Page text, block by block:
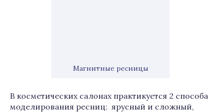
Магнитные ресницы
В косметических салонах практикуется 2 способа
моделирования ресниц: ярусный и сложный,